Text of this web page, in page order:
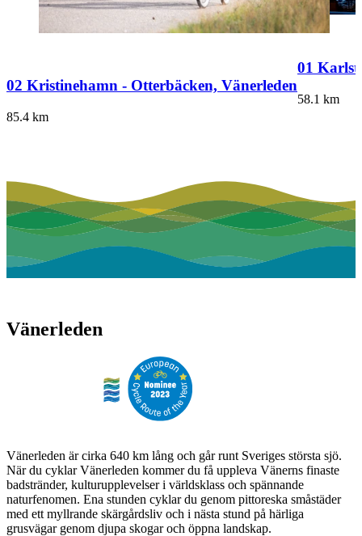
02 Kristinehamn - Otterbäcken, Vänerleden
85.4 km
01
58.1 km
Vänerleden
Vänerleden är cirka 640 km lång och går runt Sveriges största sjö.
När du cyklar Vänerleden kommer du få uppleva Vänerns finaste
badstränder, kulturupplevelser i världsklass och spännande
naturfenomen. Ena stunden cyklar du genom pittoreska småstäder
med ett myllrande skärgårdsliv och i nästa stund på härliga
grusvägar genom djupa skogar och öppna landskap.